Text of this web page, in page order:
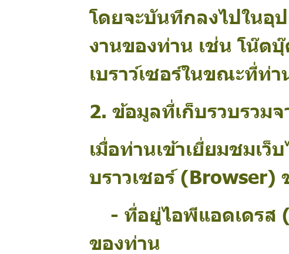
โดยจะบันทึกลงไปในอุ
งานของท่าน เช่น โน๊ต
เบราว์เซอร์ในขณะที่ท่า
2. ข้อมูลที่เก็บรวบรวม
เมื่อท่านเข้าเยี่ยมชมเว็
บราวเซอร์ (Browser)
- ที่อยู่ไอพีแอดเดรส
ของท่าน